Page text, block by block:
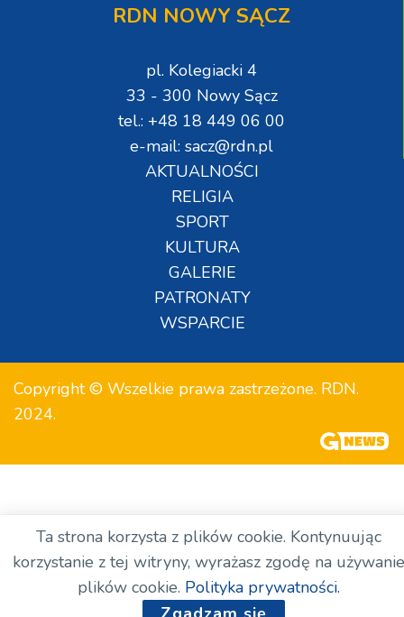
RDN NOWY SĄCZ
pl. Kolegiacki 4
33 - 300 Nowy Sącz
tel.: +48 18 449 06 00
e-mail: sacz@rdn.pl
AKTUALNOŚCI
RELIGIA
SPORT
KULTURA
GALERIE
PATRONATY
WSPARCIE
Copyright © Wszelkie prawa zastrzeżone. RDN.
2024.
Ta strona korzysta z plików cookie. Kontynuując
korzystanie z tej witryny, wyrażasz zgodę na używanie
plików cookie. Polityka prywatności.